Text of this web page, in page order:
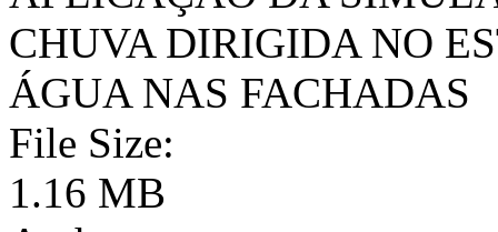
CHUVA DIRIGIDA NO
ÁGUA NAS FACHADAS
File Size:
1.16 MB